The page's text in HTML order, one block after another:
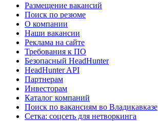
Размещение вакансий
Поиск по резюме
О компании
Наши вакансии
Реклама на сайте
Требования к ПО
Безопасный HeadHunter
HeadHunter API
Партнерам
Инвесторам
Каталог компаний
Поиск по вакансиям во Владикавказе
Сетка: соцсеть для нетворкинга